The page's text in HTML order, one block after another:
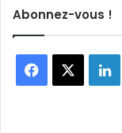
Abonnez-vous !
Facebook